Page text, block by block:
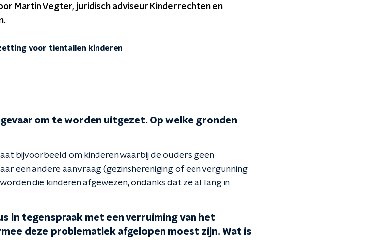
Martin Vegter, juridisch adviseur Kinderrechten en
voor tientallen kinderen
om te worden uitgezet. Op welke gronden
bijvoorbeeld om kinderen waarbij de ouders geen
een andere aanvraag (gezinshereniging of een vergunning
die kinderen afgewezen, ondanks dat ze al lang in
in tegenspraak met een verruiming van het
deze problematiek afgelopen moest zijn. Wat is